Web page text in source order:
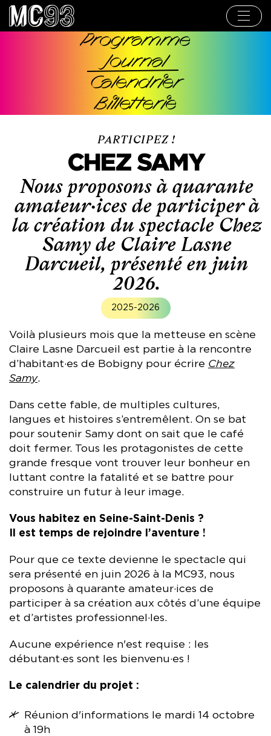
Aller
contenu
Programme
Journal
Calendrier
Billetterie
PARTICIPEZ !
CHEZ SAMY
Nous proposons à quarante
amateur·ices de participer à
la création du spectacle Chez
Samyde Claire Lasne
Darcueil, présenté en juin
2026.
2025-2026
Voilà plusieurs mois que la metteuse en scène
Claire Lasne Darcueil est partie à la rencontre
d’habitant·es de Bobigny pour écrire Chez
Samy.
Dans cette fable, de multiples cultures,
langues et histoires s’entremêlent. On se bat
pour soutenir Samy dont on sait que le café
doit fermer. Tous les protagonistes de cette
grande fresque vont trouver leur bonheur en
luttant contre la fatalité et se battre pour
construire un futur à leur image.
Vous habitez en Seine-Saint-Denis ?
Il est temps de rejoindre l’aventure !
Pour que ce texte devienne le spectacle qui
sera présenté en juin 2026 à la MC93, nous
proposons à quarante amateur·ices de
participer à sa création aux côtés d’une équipe
et d’artistes professionnel·les.
Aucune expérience n'est requise : les
débutant·es sont les bienvenu·es !
Le calendrier du projet :
Réunion d'informations le mardi 14 octobre
à 19h